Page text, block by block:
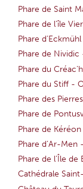
Phare de Saint
Phare de l’île
Phare
Phare de Nividic
Phare du
Phare du Stiff -
Phare des
Phare de
Phare de
Phare d’Ar-
Phare de l’Île
Cathédrale